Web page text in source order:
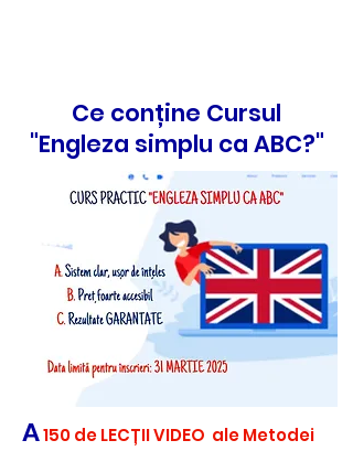
Ce conține Cursul
"Engleza simplu ca ABC?"
A150 de LECȚII VIDEO ale Metodei